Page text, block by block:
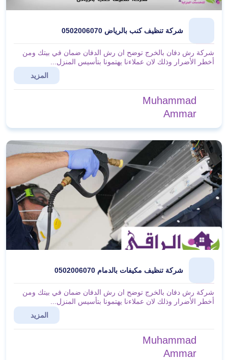
شركة تنظيف كنب بالرياض 0502006070
شركة رش دفان بالخرج توضح ان رش الدفان ضمان في بيتك ومن
أخطر الأضرار وذلك لان عملاءنا يهتمونا بتأسيس المنزل...
المزيد
Muhammad
Ammar
شركة تنظيف مكيفات بالدمام 0502006070
شركة رش دفان بالخرج توضح ان رش الدفان ضمان في بيتك ومن
أخطر الأضرار وذلك لان عملاءنا يهتمونا بتأسيس المنزل...
المزيد
Muhammad
Ammar